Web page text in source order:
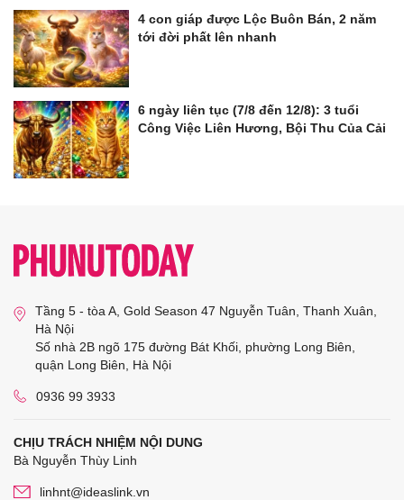
4 con giáp được Lộc Buôn Bán, 2 năm
tới đời phất lên nhanh
6 ngày liên tục (7/8 đến 12/8): 3 tuổi
Công Việc Liên Hương, Bội Thu Của Cải
Tầng 5 - tòa A, Gold Season 47 Nguyễn Tuân, Thanh Xuân,
Hà Nội
Số nhà 2B ngõ 175 đường Bát Khối, phường Long Biên,
quận Long Biên, Hà Nội
0936 99 3933
CHỊU TRÁCH NHIỆM NỘI DUNG
Bà Nguyễn Thùy Linh
linhnt@ideaslink.vn